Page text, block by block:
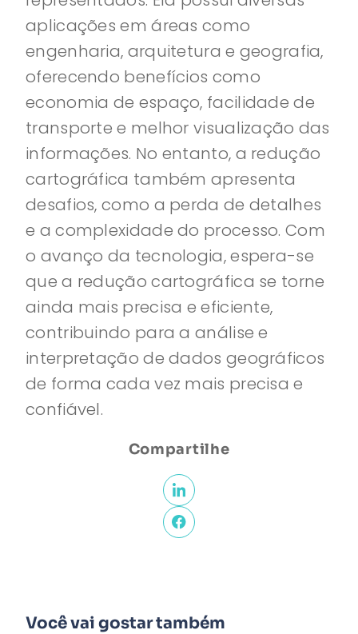
aplicações em áreas como
engenharia, arquitetura e geografia,
oferecendo benefícios como
economia de espaço, facilidade de
transporte e melhor visualização das
informações. No entanto, a redução
cartográfica também apresenta
desafios, como a perda de detalhes
e a complexidade do processo. Com
o avanço da tecnologia, espera-se
que a redução cartográfica se torne
ainda mais precisa e eficiente,
contribuindo para a análise e
interpretação de dados geográficos
de forma cada vez mais precisa e
confiável.
Compartilhe
Você vai gostar também